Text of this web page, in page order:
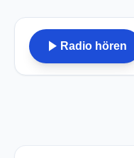
play_arrow Radio hören